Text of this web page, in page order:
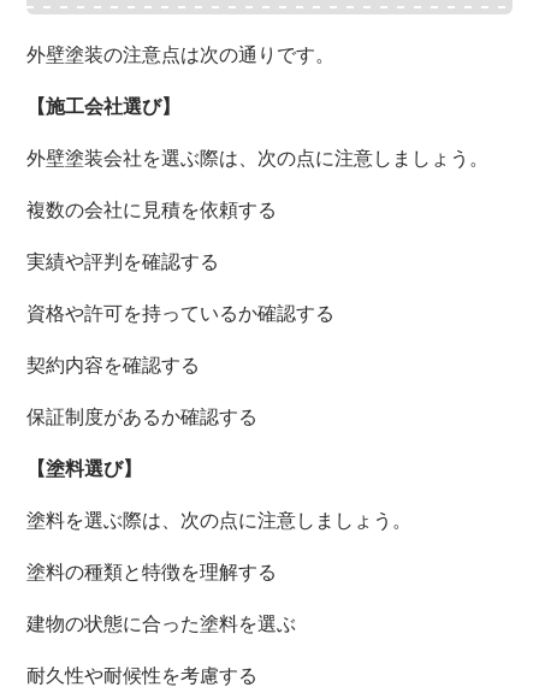
外壁塗装の注意点は次の通りです。
【施工会社選び】
外壁塗装会社を選ぶ際は、次の点に注意しましょう。
複数の会社に見積を依頼する
実績や評判を確認する
資格や許可を持っているか確認する
契約内容を確認する
保証制度があるか確認する
【塗料選び】
塗料を選ぶ際は、次の点に注意しましょう。
塗料の種類と特徴を理解する
建物の状態に合った塗料を選ぶ
耐久性や耐候性を考慮する